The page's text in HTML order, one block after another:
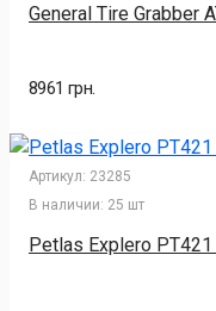
General Tire Grabber
8961 грн.
Артикул: 23285
В наличии: 25 шт
Petlas Explero